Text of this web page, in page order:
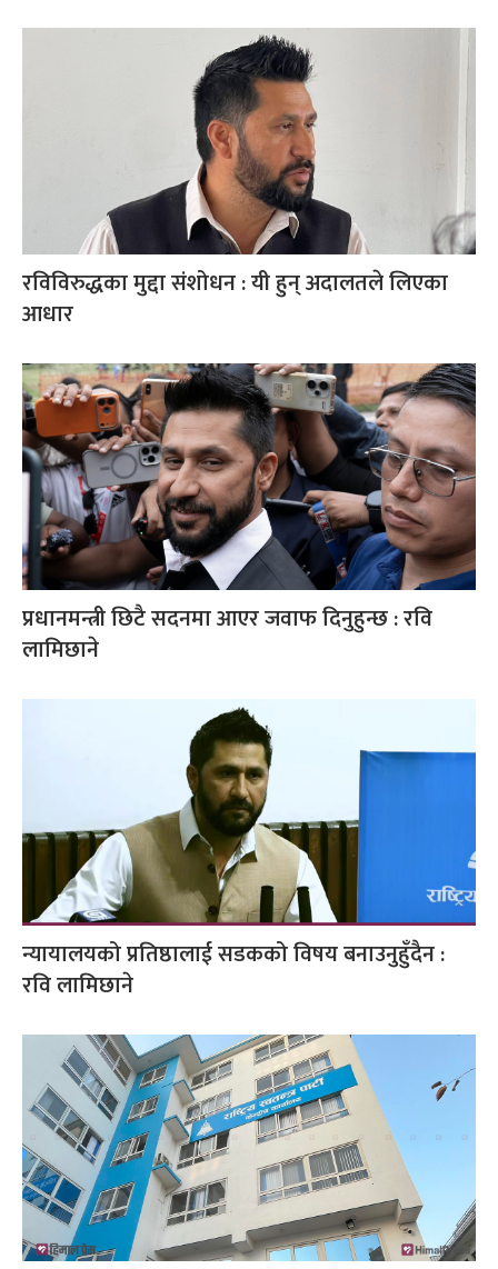
रविविरुद्धका मुद्दा संशोधन : यी हुन् अदालतले लिएका
आधार
प्रधानमन्त्री छिटै सदनमा आएर जवाफ दिनुहुन्छ : रवि
लामिछाने
न्यायालयको प्रतिष्ठालाई सडकको विषय बनाउनुहुँदैन :
रवि लामिछाने